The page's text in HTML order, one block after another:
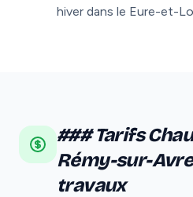
hiver dans le Eure-et-
### Tarifs
Rémy-sur-
travaux